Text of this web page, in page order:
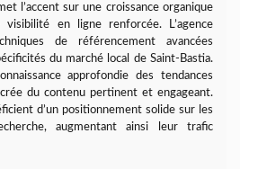
l’accent sur une croissance organique
en ligne renforcée. L’agence
de référencement avancées
du marché local de Saint-Bastia.
approfondie des tendances
du contenu pertinent et engageant.
d’un positionnement solide sur les
augmentant ainsi leur trafic